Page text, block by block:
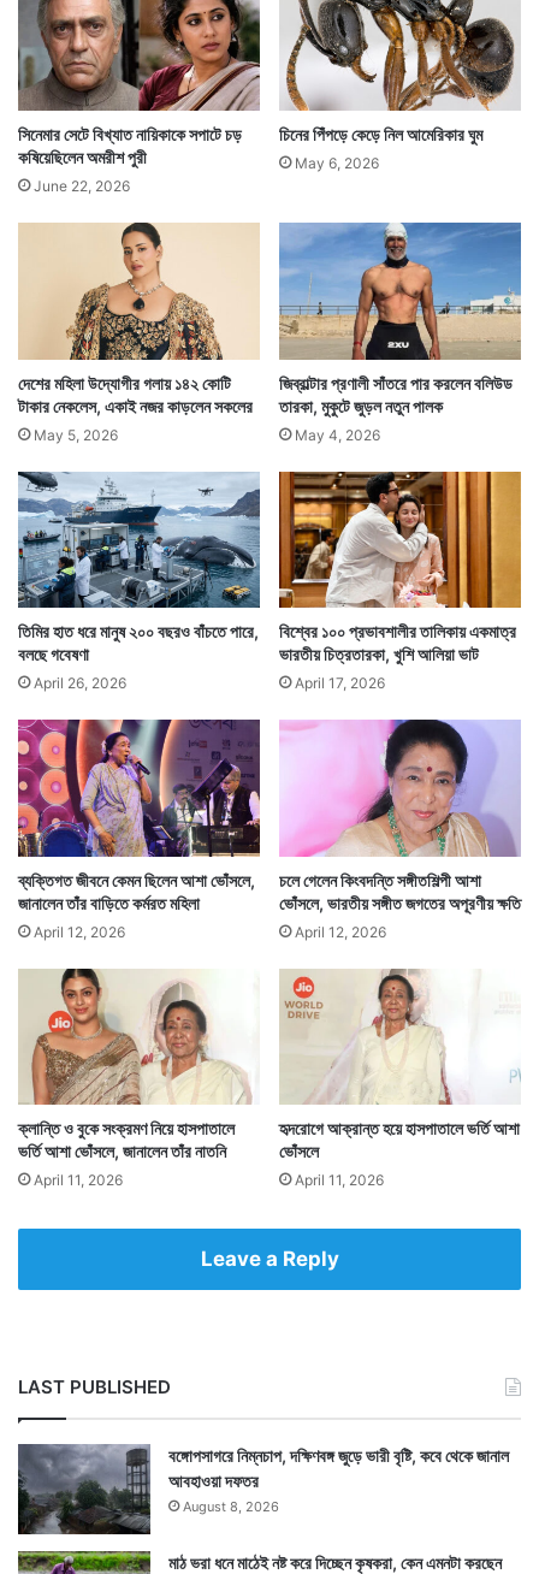
আমাদের এই গ্রহের আবহাওয়াকে সুন্দর রাখা এবং আগামী দিনে
পৃথিবী কি রূপ নিতে চলেছে তা সকলের সামনে তুলে ধরা এবং তাঁদের
সচেতন করাও ছিল এই সঙ্গীতানুষ্ঠানের অন্যতম উদ্দেশ্য।
ফলে বিনোদন এবং জনসচেতনতা ২ মিলে গিয়েছিল টাইমস
স্কোয়ারের স্টেজে হওয়া এই সঙ্গীতানুষ্ঠানে। যেখানে প্রথম ভারতীয়
কোনও শিল্পী হিসাবে সঙ্গীত পরিবেশন করলেন বঙ্গতনয়া অনুষ্কা
সেন। — সংবাদ সংস্থার সাহায্য নিয়ে লেখা
Entertainment News
সিনেমার সেটে বিখ্যাত নায়িকাকে সপাটে চড়
কষিয়েছিলেন অমরীশ পুরী
June 22, 2026
চিনের পিঁপড়ে কেড়ে নিল আমেরিকার ঘুম
May 6, 2026
দেশের মহিলা উদ্যোগীর গলায় ১৪২ কোটি
টাকার নেকলেস, একাই নজর কাড়লেন সকলের
May 5, 2026
জিব্রাল্টার প্রণালী সাঁতরে পার করলেন বলিউড
তারকা, মুকুটে জুড়ল নতুন পালক
May 4, 2026
তিমির হাত ধরে মানুষ ২০০ বছরও বাঁচতে পারে,
বলছে গবেষণা
April 26, 2026
বিশ্বের ১০০ প্রভাবশালীর তালিকায় একমাত্র
ভারতীয় চিত্রতারকা, খুশি আলিয়া ভাট
April 17, 2026
ব্যক্তিগত জীবনে কেমন ছিলেন আশা ভোঁসলে,
জানালেন তাঁর বাড়িতে কর্মরত মহিলা
April 12, 2026
চলে গেলেন কিংবদন্তি সঙ্গীতশিল্পী আশা
ভোঁসলে, ভারতীয় সঙ্গীত জগতের অপূরণীয় ক্ষতি
April 12, 2026
ক্লান্তি ও বুকে সংক্রমণ নিয়ে হাসপাতালে
ভর্তি আশা ভোঁসলে, জানালেন তাঁর নাতনি
April 11, 2026
হৃদরোগে আক্রান্ত হয়ে হাসপাতালে ভর্তি আশা
ভোঁসলে
April 11, 2026
Leave a Reply
LAST PUBLISHED
বঙ্গোপসাগরে নিম্নচাপ, দক্ষিণবঙ্গ জুড়ে ভারী বৃষ্টি, কবে থেকে জানাল
আবহাওয়া দফতর
August 8, 2026
মাঠ ভরা ধনে মাঠেই নষ্ট করে দিচ্ছেন কৃষকরা, কেন এমনটা করছেন